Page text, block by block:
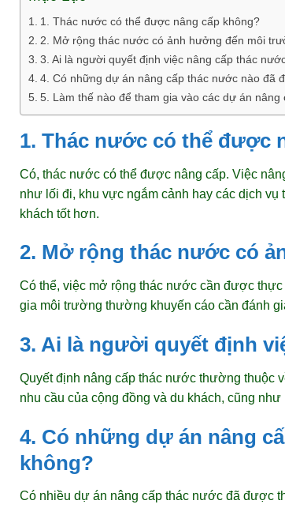
1. Thác nước có thể được nâng cấp không?
2. Mở rộng thác nước có ảnh hưởng đến môi
3. Ai là người quyết định việc nâng cấp thác
4. Có những dự án nâng cấp thác nước nào đã
5. Làm thế nào để tham gia vào các dự án nâng
1. Thác nước có thể được
Có, thác nước có thể được nâng cấp. Việc
như lối đi, khu vực ngắm cảnh hay các dịch
khách tốt hơn.
2. Mở rộng thác nước có
Có thể, việc mở rộng thác nước cần được
gia môi trường thường khuyến cáo cần đánh
3. Ai là người quyết định
Quyết định nâng cấp thác nước thường thuộc
nhu cầu của cộng đồng và du khách, cũng
4. Có những dự án nâng
không?
Có nhiều dự án nâng cấp thác nước đã được